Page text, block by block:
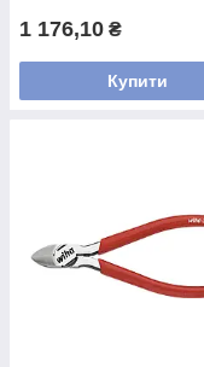
1 176,10 ₴
Купити